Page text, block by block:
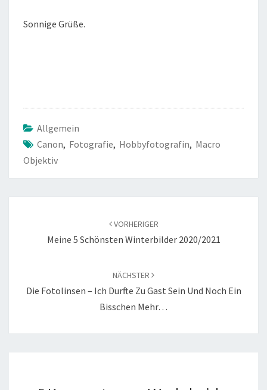
Sonnige Grüße.
Allgemein
Canon, Fotografie, Hobbyfotografin, Macro
Objektiv
VORHERIGER
Meine 5 Schönsten Winterbilder 2020/2021
NÄCHSTER
Die Fotolinsen – Ich Durfte Zu Gast Sein Und Noch Ein
Bisschen Mehr…